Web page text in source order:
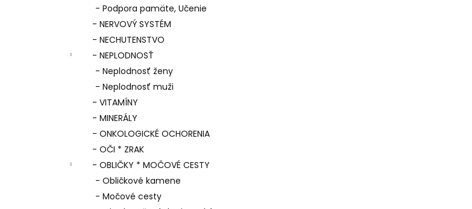
- Podpora pamäte, Učenie
- NERVOVÝ SYSTÉM
- NECHUTENSTVO
- NEPLODNOSŤ
- Neplodnosť ženy
- Neplodnosť muži
- VITAMÍNY
- MINERÁLY
- ONKOLOGICKÉ OCHORENIA
- OČI * ZRAK
- OBLIČKY * MOČOVÉ CESTY
- Obličkové kamene
- Močové cesty